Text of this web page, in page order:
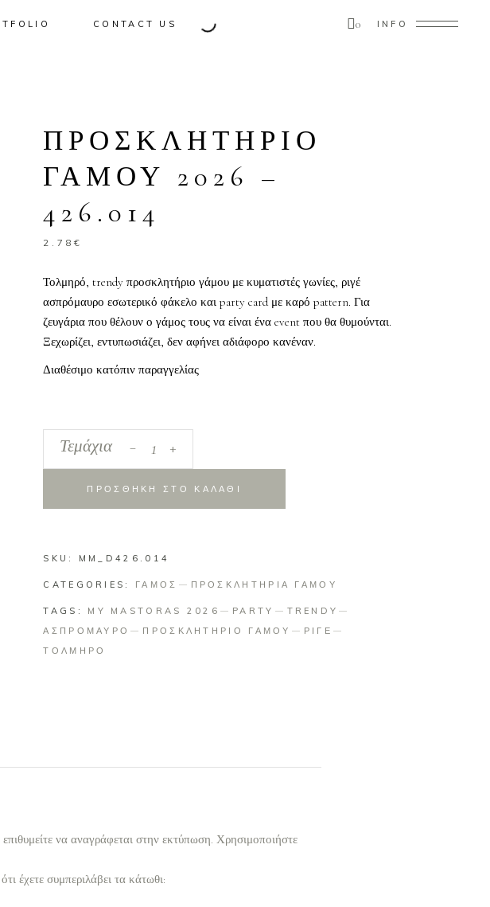
CONTACT US 0 INFO
ΠΡΟΣΚΛΗΤΗΡΙΟ
ΓΑΜΟΥ 2026 –
426.014
2.78 €
Τολμηρό, trendy προσκλητήριο γάμου με κυματιστές γωνίες, ριγέ
ασπρόμαυρο εσωτερικό φάκελο και party card με καρό pattern. Για
ζευγάρια που θέλουν ο γάμος τους να είναι ένα event που θα θυμούνται.
Ξεχωρίζει, εντυπωσιάζει, δεν αφήνει αδιάφορο κανέναν.
Διαθέσιμο κατόπιν παραγγελίας
Προσκλητήριο
Τεμάχια +
ΠΡΟΣΘΗΚΗ ΣΤΟ ΚΑΛΑΘΙ
SKU: MM_D426.014
CATEGORIES: ΓΑΜΟΣ ΠΡΟΣΚΛΗΤΗΡΙΑ ΓΑΜΟΥ
TAGS: MY MASTORAS 2026 PARTY
TRENDY
ΑΣΠΡΟΜΑΥΡΟ
ΠΡΟΣΚΛΗΤΗΡΙΟ ΓΑΜΟΥ
ΡΙΓΕ
ΤΟΛΜΗΡΟ
να αναγράφεται στην εκτύπωση. Χρησιμοποιήστε
έχετε συμπεριλάβει τα κάτωθι: